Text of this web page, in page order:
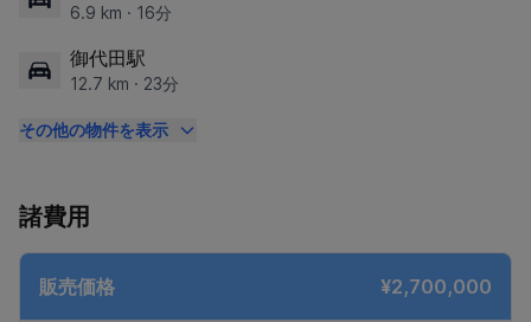
6.9 km · 16分
御代田駅
12.7 km · 23分
その他の物件を表示
諸費用
販売価格 ¥2,700,000